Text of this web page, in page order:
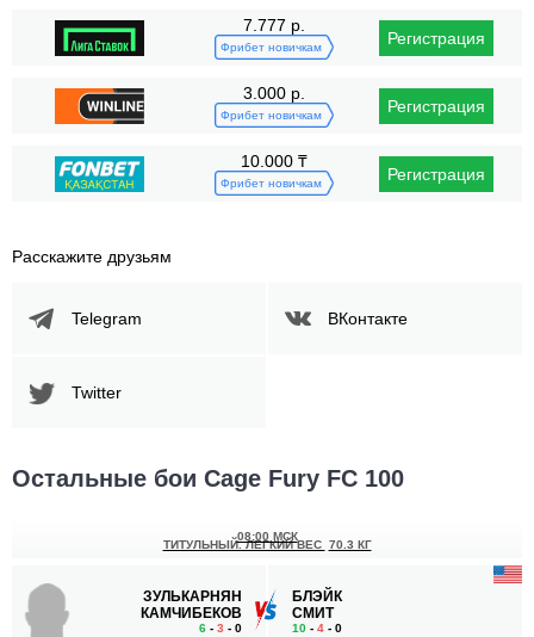
7.777 р.
Фрибет новичкам Регистрация
3.000 р.
Фрибет новичкам Регистрация
10.000 ₸
Фрибет новичкам Регистрация
Расскажите друзьям
Telegram ВКонтакте
Twitter
Остальные бои Cage Fury FC 100
ЗУЛЬКАРНЯН
КАМЧИБЕКОВ
6 - 3 - 0
08:00 МСК
ТИТУЛЬНЫЙ. ЛЕГКИЙ ВЕС 70.3 КГ
БЛЭЙК
СМИТ
10 - 4 - 0